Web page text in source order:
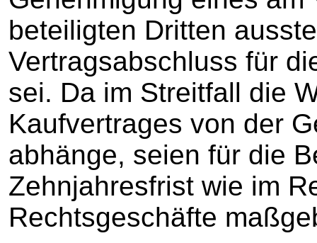
beteiligten Dritten
Vertragsabschluss für
sei. Da im Streitfall die
Kaufvertrages von der
abhänge, seien für die
Zehnjahresfrist wie im
Rechtsgeschäfte